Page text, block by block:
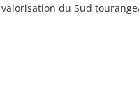
valorisation du Sud